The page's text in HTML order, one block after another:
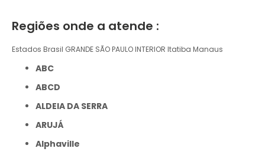
Regiões onde a atende :
Estados Brasil GRANDE SÃO PAULO INTERIOR Itatiba Manaus
ABC
ABCD
ALDEIA DA SERRA
ARUJÁ
Alphaville